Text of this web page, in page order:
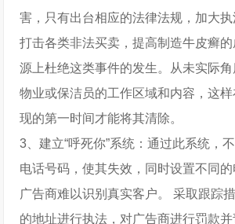
害，只有出台相应的法律法规，加大执
打击各类非法买卖，提高制造牛皮癣
源上杜绝这类事件的发生。从未实际
物业或保洁员的工作区域和内容，这
现的第一时间才能将其清除。
3、建立“呼死你”系统：通过此系统，
电话号码，使其失效，同时设置不同
广告商难以识别真实客户。 采取跟踪
的地址进行执法，对广告商进行罚款并